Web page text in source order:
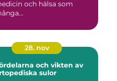
och hälsa som
28. nov
och vikten av
sulor